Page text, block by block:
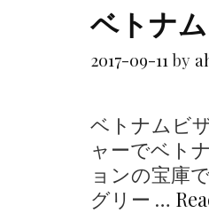
る
の
？
働
き
な
い
」
ジ
ョ
o
s
ベトナ
2017-09-11 by
ベトナムビ
ャーでベト
ョンの宝庫
グリー …